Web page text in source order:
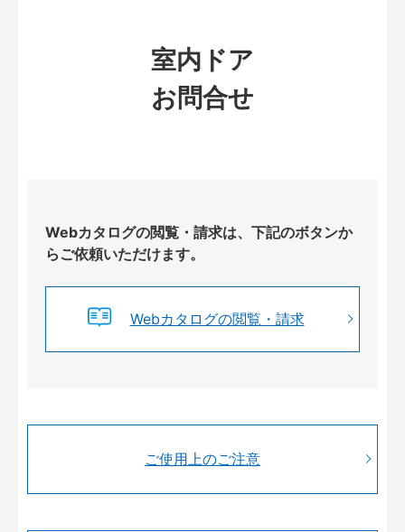
室内ドア
お問合せ
Webカタログの閲覧・請求は、下記のボタンか
らご依頼いただけます。
Webカタログの閲覧・請求
ご使用上のご注意